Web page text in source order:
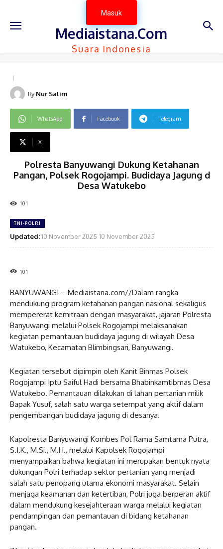
Masuk
Mediaistana.Com
Suara Indonesia
By Nur Salim
WhatsApp Facebook Telegram
X
Polresta Banyuwangi Dukung Ketahanan
Pangan, Polsek Rogojampi. Budidaya Jagung d
Desa Watukebo
101
TNI-POLRI
Updated:10 November 2025 10 November 2025
101
BANYUWANGI – Mediaistana.com//Dalam rangka
mendukung program ketahanan pangan nasional sekaligus
mempererat kemitraan dengan masyarakat, jajaran Polresta
Banyuwangi melalui Polsek Rogojampi melaksanakan
kegiatan pemantauan budidaya jagung di wilayah Desa
Watukebo, Kecamatan Blimbingsari, Banyuwangi.
Kegiatan tersebut dipimpin oleh Kanit Binmas Polsek
Rogojampi Iptu Saiful Hadi bersama Bhabinkamtibmas Desa
Watukebo. Pemantauan dilakukan di lahan pertanian milik
Bapak Yusuf, salah satu warga setempat yang aktif dalam
pengembangan budidaya jagung di desanya.
Kapolresta Banyuwangi Kombes Pol Rama Samtama Putra,
S.I.K., M.Si., M.H., melalui Kapolsek Rogojampi
menyampaikan bahwa kegiatan ini merupakan bentuk nyata
dukungan Polri terhadap sektor pertanian yang menjadi
salah satu penopang utama ekonomi masyarakat. Selain
menjaga keamanan dan ketertiban, Polri juga berperan aktif
dalam mendukung kesejahteraan warga melalui kegiatan
pendampingan dan pemantauan di bidang ketahanan
pangan.